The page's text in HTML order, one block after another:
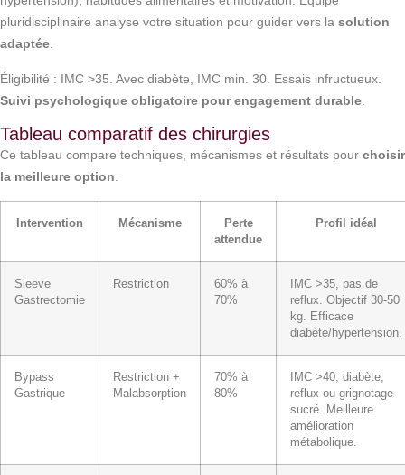
pluridisciplinaire analyse votre situation pour guider vers la solution
adaptée.
Éligibilité : IMC >35. Avec diabète, IMC min. 30. Essais infructueux.
Suivi psychologique obligatoire pour engagement durable
Tableau comparatif des chirurgies
Ce tableau compare techniques, mécanismes et résultats pour choisir
la meilleure option.
Intervention Mécanisme
Perte
attendue
Profil idéal
Sleeve
Gastrectomie
Restriction
60% à
70%
IMC >35, pas de
reflux. Objectif 30-50
kg. Efficace
diabète/hypertension.
Bypass
Gastrique
Restriction +
Malabsorption
70% à
80%
IMC >40, diabète,
reflux ou grignotage
sucré. Meilleure
amélioration
métabolique.